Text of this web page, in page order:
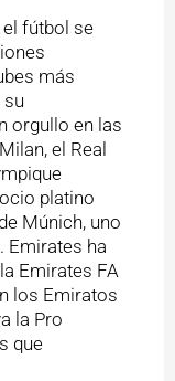
fútbol se
más
su
orgullo en las
el Real
platino
Múnich, uno
Emirates ha
Emirates FA
los Emiratos
la Pro
que